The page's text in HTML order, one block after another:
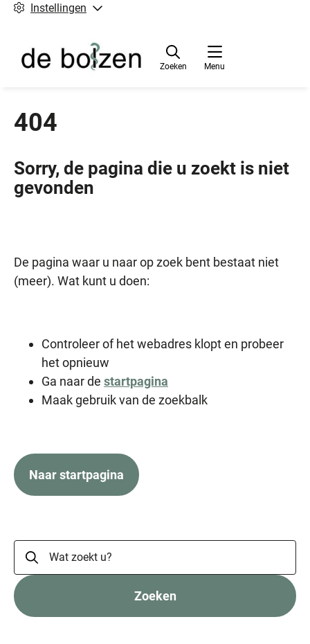
Instellingen
Menu
Zoeken
Sorry, de pagina die u zoekt is niet
gevonden
404
De pagina waar u naar op zoek bent bestaat niet
(meer). Wat kunt u doen:
Controleer of het webadres klopt en probeer
het opnieuw
Ga naar de startpagina
Maak gebruik van de zoekbalk
Naar startpagina
Zoeken